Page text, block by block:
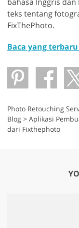
teks tentang
FixThePhoto.
Baca yang
Photo Retouching
Blog > Aplikasi
dari Fixthephoto